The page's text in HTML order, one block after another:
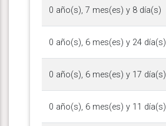
0 año(s), 7 mes(es) y 8 día(s)
0 año(s), 6 mes(es) y 24 día(s)
0 año(s), 6 mes(es) y 17 día(s)
0 año(s), 6 mes(es) y 11 día(s)